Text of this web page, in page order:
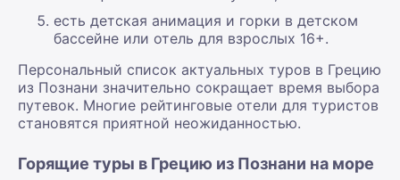
есть детская анимация и горки в детском
бассейне или отель для взрослых 16+.
Персональный список актуальных туров в Грецию
из Познани значительно сокращает время выбора
путевок. Многие рейтинговые отели для туристов
становятся приятной неожиданностью.
Горящие туры в Грецию из Познани на море